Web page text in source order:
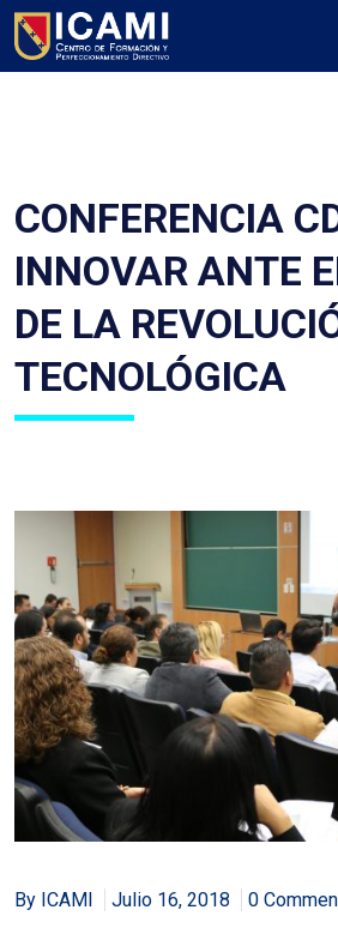
CONFERENCIA
INNOVAR ANTE
DE LA
TECNOLÓGICA
By ICAMI Julio 16, 2018 0